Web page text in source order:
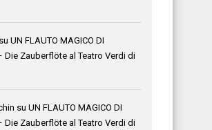
suUN FLAUTO MAGICO DI
Die Zauberflöte al Teatro Verdi di
suUN FLAUTO MAGICO DI
Die Zauberflöte al Teatro Verdi di